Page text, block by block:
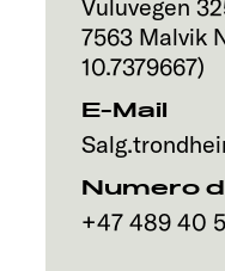
Vuluvegen
7563 Malvik
10.7379667)
E-Mail
Numero
+47 489 40